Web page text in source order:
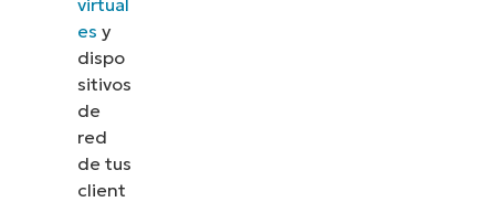
es y
dispo
sitivos
de
red
de tus
client
cómo NinjaOne simplifica tareas de TI como la
gestión de endpoints, el parcheo, el MDM, la
gestión de tickets y mucho más.